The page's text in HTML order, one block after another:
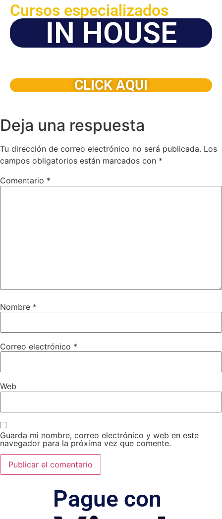
Cursos especializados
IN HOUSE
CLICK AQUI
Deja una respuesta
Tu dirección de correo electrónico no será publicada. Los
campos obligatorios están marcados con *
Comentario *
Nombre *
Correo electrónico *
Web
Guarda mi nombre, correo electrónico y web en este
navegador para la próxima vez que comente.
Pague con